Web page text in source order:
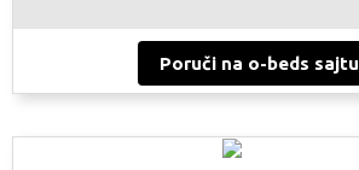
Poruči na o-beds sajtu